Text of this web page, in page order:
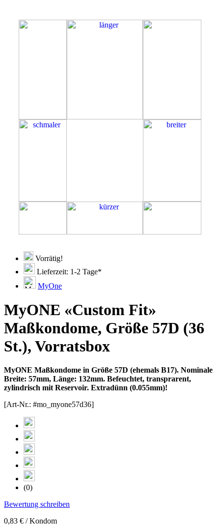
Vorrätig!
Lieferzeit: 1-2 Tage*
MyOne
MyONE «Custom Fit»
Maßkondome, Größe 57D (36
St.), Vorratsbox
MyONE Maßkondome in Größe 57D (ehemals B17). Nominale
Breite: 57mm, Länge: 132mm. Befeuchtet, transprarent,
zylindrisch mit Reservoir. Extradünn (0.055mm)!
[Art-Nr.: #mo_myone57d36]
(0)
Bewertung schreiben
0,83 € / Kondom